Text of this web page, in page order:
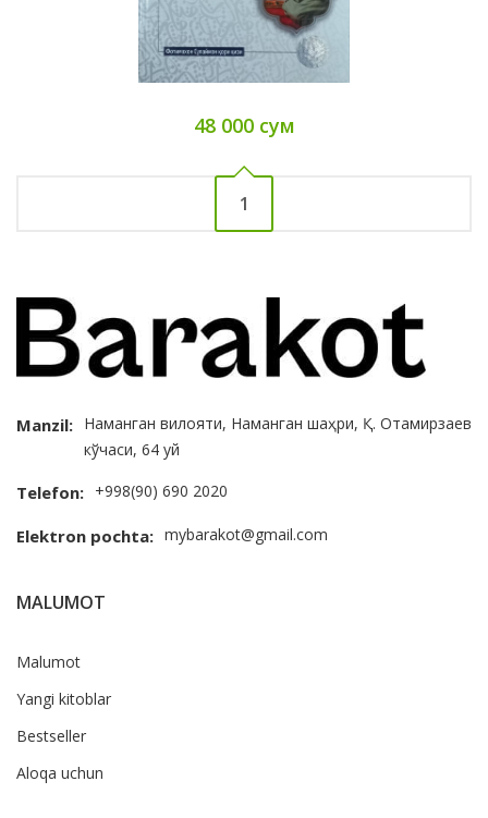
48 000 сум
1
Manzil: Наманган вилояти, Наманган шаҳри, Қ. Отамирзаев
кўчаси, 64 уй
Telefon: +998(90) 690 2020
Elektron pochta: mybarakot@gmail.com
MALUMOT
Malumot
Yangi kitoblar
Bestseller
Aloqa uchun